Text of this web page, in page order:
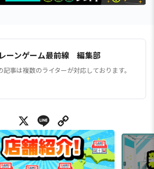
ーンゲーム最前線 編集部
記事は複数のライターが対応しております。
X Line